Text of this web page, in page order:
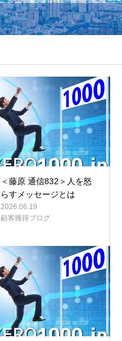
＜藤原 通信832＞人を怒
らすメッセージとは
2026.06.19
顧客獲得ブログ